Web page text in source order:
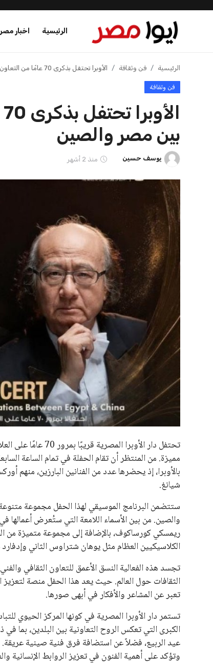
الرئيسية اخبار مصر
الرئيسية
اخبار مصر
عرب وعالم
اخبار الرياضة
فن وثقافة
علوم وتكنولوجيا
المرأة والجمال
محافظات
الرئيسية فن وثقافة الأوبرا تحتفل بذكرى 70 عامًا من التعاون الدبلوماسي بين مصر والصين
فن وثقافة
بين مصر والصين
يوسف حسين منذ 2 أشهر
تحتفل دار
بالأوبرا، إذ يحضرها عدد من الفنانين البارزين،
شيانغ.
ستتضمن البرنامج الموسيقي لهذا الحفل مجموعة
والصين. من بين الأسماء اللامعة التي ستُعرض
ريمسكي كورساكوف، بالإضافة إلى مجموعة متميزة من
الكلاسيكيين العظام مثل يوهان شتراوس الثاني
تجسد هذه الفعالية النسق الأعمق للتعاون الثقافي
الثقافات حول العالم. حيث يعد هذا الحفل منصة لتعزيز
تعبر عن المشاعر والأفكار في أبهى صورها.
تستمر دار الأوبرا المصرية في كونها المركز الحيوي
الكبرى التي تعكس الروح التعاونية بين البلدين، بما
عيد الربيع، فضلاً عن استضافة فرق فنية صينية
وتؤكد على أهمية الفنون في تعزيز الروابط الإنسانية